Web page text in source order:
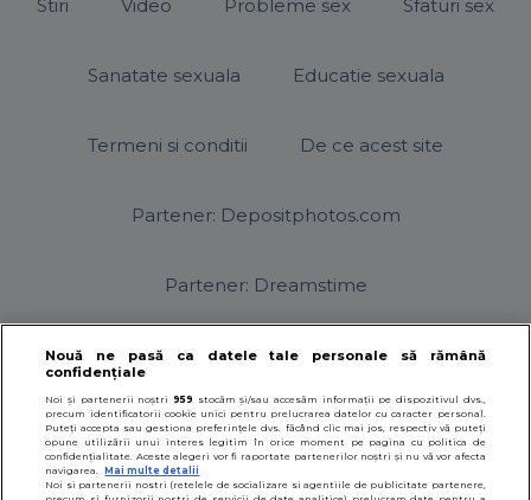
Stiri Video Probleme sex Sfaturi sex
Sanatate sexuala Educatie sexuala
Termeni si conditii De ce acest site
Partener: Depositphotos.com
Partener: Dreamstime
© 2026SfatulParintilor.ro
Nouă ne pasă ca datele tale personale să rămână
confidențiale
Noi și partenerii noștri959 stocăm și/sau accesăm informații pe dispozitivul dvs.,
precum identificatorii cookie unici pentru prelucrarea datelor cu caracter personal.
Puteți accepta sau gestiona preferințele dvs. făcând clic mai jos, respectiv vă puteți
opune utilizării unui interes legitim în orice moment pe pagina cu politica de
confidențialitate. Aceste alegeri vor fi raportate partenerilor noștri și nu vă vor afecta
navigarea. Mai multe detalii
Noi si partenerii nostri (retelele de socializare si agentiile de publicitate partenere,